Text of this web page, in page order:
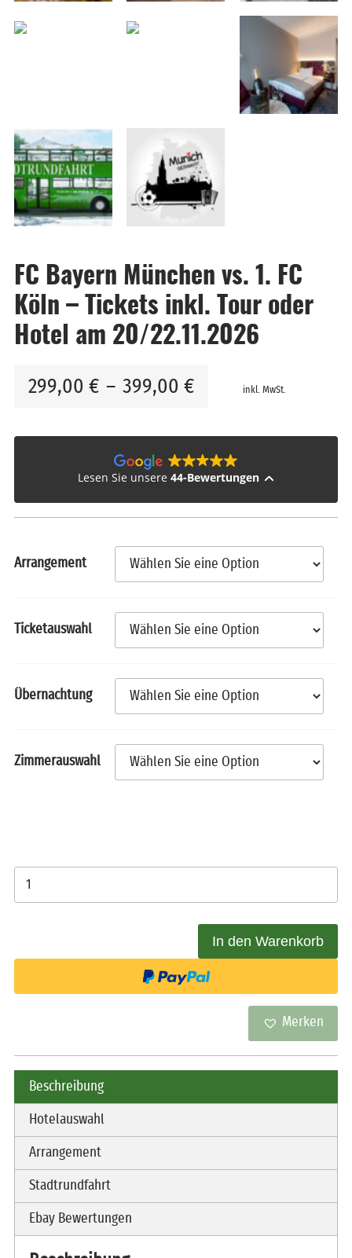
FC Bayern München vs. 1. FC
Köln – Tickets inkl. Tour oder
Hotel am 20/22.11.2026
299,00 € – 399,00 € inkl. MwSt.
Lesen Sie unsere 44-Bewertungen
Arrangement
Ticketauswahl
Übernachtung
Zimmerauswahl
1. FC Köln - Tickets
inkl. Tour oder Hotel
am 20/22.11.2026
In den Warenkorb
Merken
Beschreibung
Hotelauswahl
Arrangement
Stadtrundfahrt
Ebay Bewertungen